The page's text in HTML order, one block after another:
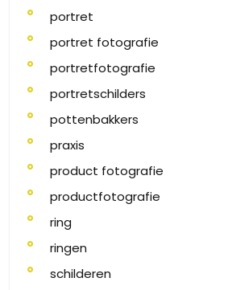
portret
portret fotografie
portretfotografie
portretschilders
pottenbakkers
praxis
product fotografie
productfotografie
ring
ringen
schilderen